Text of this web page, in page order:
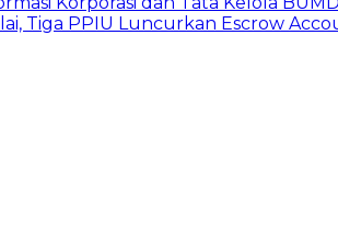
Tiga PPIU Luncurkan Escrow